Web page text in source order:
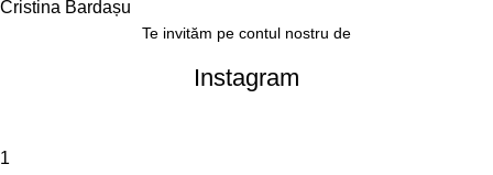
Cristina Bardașu
Te invităm pe contul nostru de
Instagram
1